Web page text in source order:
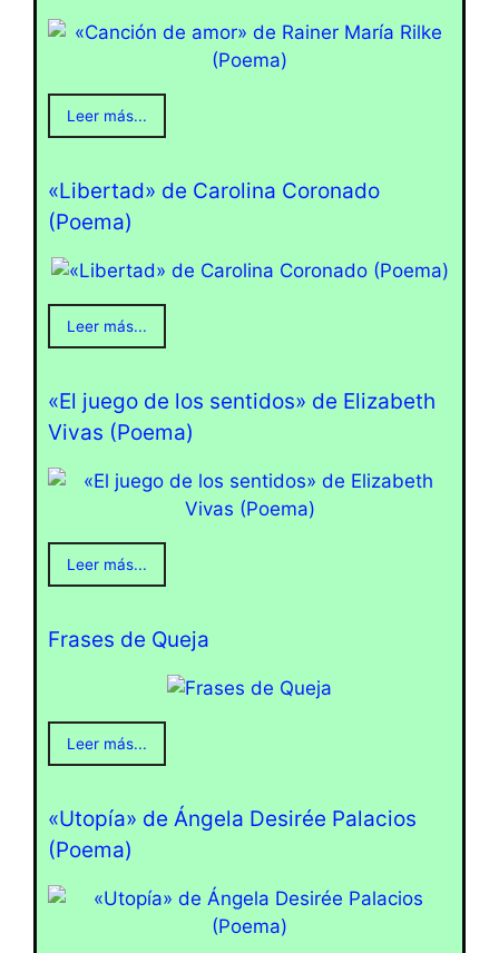
Leer más...
«Libertad» de Carolina Coronado
(Poema)
Leer más...
«El juego de los sentidos» de Elizabeth
Vivas (Poema)
Leer más...
Frases de Queja
Leer más...
«Utopía» de Ángela Desirée Palacios
(Poema)